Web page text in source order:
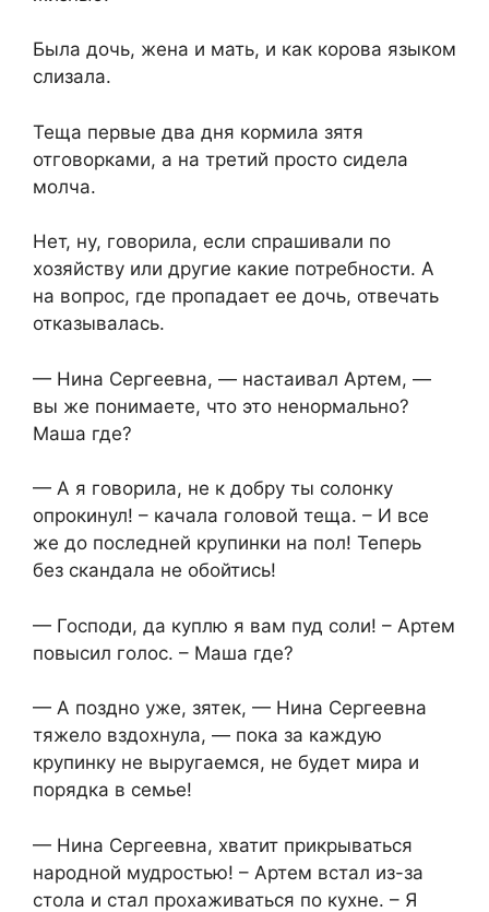
Была дочь, жена и мать, и как корова языком
слизала.
Теща первые два дня кормила зятя
отговорками, а на третий просто сидела
молча.
Нет, ну, говорила, если спрашивали по
хозяйству или другие какие потребности. А
на вопрос, где пропадает ее дочь, отвечать
отказывалась.
— Нина Сергеевна, — настаивал Артем, —
вы же понимаете, что это ненормально?
Маша где?
— А я говорила, не к добру ты солонку
опрокинул! – качала головой теща. – И все
же до последней крупинки на пол! Теперь
без скандала не обойтись!
— Господи, да куплю я вам пуд соли! – Артем
повысил голос. – Маша где?
— А поздно уже, зятек, — Нина Сергеевна
тяжело вздохнула, — пока за каждую
крупинку не выругаемся, не будет мира и
порядка в семье!
— Нина Сергеевна, хватит прикрываться
народной мудростью! – Артем встал из-за
стола и стал прохаживаться по кухне. – Я